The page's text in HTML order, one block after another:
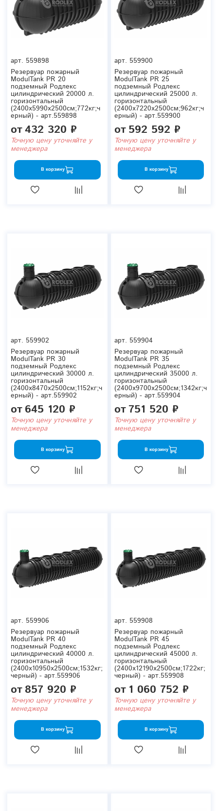
арт. 559898
Резервуар пожарный
ModulTank PR 20
подземный Родлекс
цилиндрический 20000 л.
горизонтальный
(2400x5990x2500см;772кг;ч
ерный) - арт.559898
от432 320 ₽
Точную цену уточняйте у
менеджера
В корзину
арт. 559900
Резервуар пожарный
ModulTank PR 25
подземный Родлекс
цилиндрический 25000 л.
горизонтальный
(2400x7220x2500см;962кг;ч
ерный) - арт.559900
от592 592 ₽
Точную цену уточняйте у
менеджера
В корзину
арт. 559902
Резервуар пожарный
ModulTank PR 30
подземный Родлекс
цилиндрический 30000 л.
горизонтальный
(2400x8470x2500см;1152кг;ч
ерный) - арт.559902
от645 120 ₽
Точную цену уточняйте у
менеджера
В корзину
арт. 559904
Резервуар пожарный
ModulTank PR 35
подземный Родлекс
цилиндрический 35000 л.
горизонтальный
(2400x9700x2500см;1342кг;ч
ерный) - арт.559904
от751 520 ₽
Точную цену уточняйте у
менеджера
В корзину
арт. 559906
Резервуар пожарный
ModulTank PR 40
подземный Родлекс
цилиндрический 40000 л.
горизонтальный
(2400x10950x2500см;1532кг;
черный) - арт.559906
от857 920 ₽
Точную цену уточняйте у
менеджера
В корзину
арт. 559908
Резервуар пожарный
ModulTank PR 45
подземный Родлекс
цилиндрический 45000 л.
горизонтальный
(2400x12190x2500см;1722кг;
черный) - арт.559908
от 1 060 752 ₽
Точную цену уточняйте у
менеджера
В корзину